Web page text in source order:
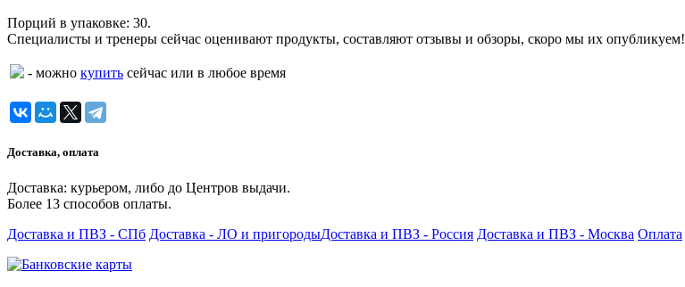
Порций в упаковке: 30.
Специалисты и тренеры сейчас оценивают продукты, составляют отзывы и обзоры, скоро мы их опубликуем!
- можно купить сейчас или в любое время
Доставка, оплата
Доставка: курьером, либо до Центров выдачи.
Более 13 способов оплаты.
Доставка и ПВЗ - СПб Доставка - ЛО и пригородыДоставка и ПВЗ - Россия Доставка и ПВЗ - Москва Оплата